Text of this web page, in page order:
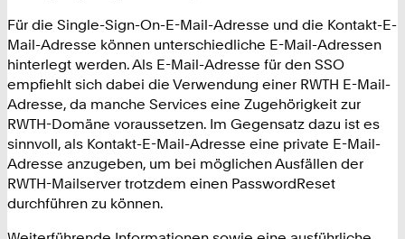
Für die Single-Sign-On-E-Mail-Adresse und die Kontakt-E-
Mail-Adresse können unterschiedliche E-Mail-Adressen
hinterlegt werden. Als E-Mail-Adresse für den SSO
empfiehlt sich dabei die Verwendung einer RWTH E-Mail-
Adresse, da manche Services eine Zugehörigkeit zur
RWTH-Domäne voraussetzen. Im Gegensatz dazu ist es
sinnvoll, als Kontakt-E-Mail-Adresse eine private E-Mail-
Adresse anzugeben, um bei möglichen Ausfällen der
RWTH-Mailserver trotzdem einen PasswordReset
durchführen zu können.